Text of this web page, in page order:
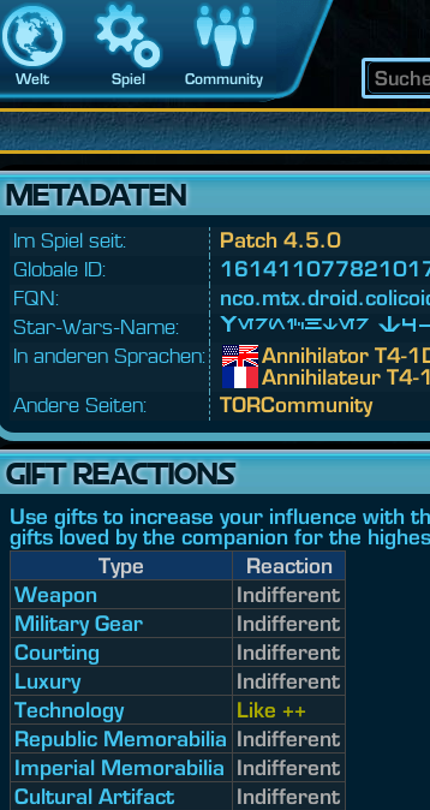
Welt Spiel Community
METADATEN
Im Spiel seit:
Patch 4.5.0
Globale ID:
FQN:
nco.mtx.droid.
Star-Wars-Name:
Vernichter
In anderen Sprachen:
Annihilator T4-
Annihilateur T4-
Andere Seiten:
TORCommunity
GIFT REACTIONS
Use gifts to increase your influence with
gifts loved by the companion for the
Type
Reaction
Weapon
Indifferent
Military Gear
Indifferent
Courting
Indifferent
Luxury
Indifferent
Technology
Like ++
Republic Memorabilia Indifferent
Imperial Memorabilia Indifferent
Cultural Artifact
Indifferent